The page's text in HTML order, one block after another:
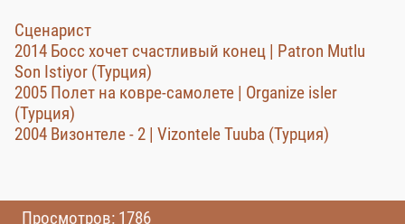
Сценарист
2014 Босс хочет счастливый конец | Patron Mutlu
Son Istiyor (Турция)
2005 Полет на ковре-самолете | Organize isler
(Турция)
2004 Визонтеле - 2 | Vizontele Tuuba (Турция)
Просмотров: 1786